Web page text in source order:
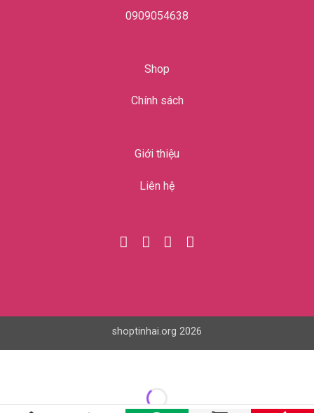
0909054638
Shop
Chính sách
Giới thiệu
Liên hệ
shoptinhai.org 2026